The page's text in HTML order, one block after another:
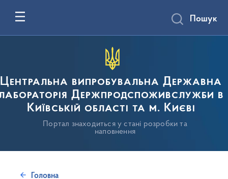
Центральна випробувальна Державна
Держпродспоживслужби в
Київській області та м. Києві
Портал знаходиться у стані розробки та
наповнення
Пошук
Головна